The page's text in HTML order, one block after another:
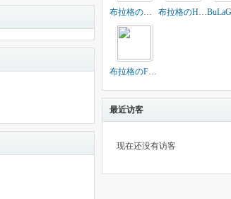
布拉格の亭宣 布拉格のHF汐颜
布拉格のFQ九哥
最近访客
现在还没有访客